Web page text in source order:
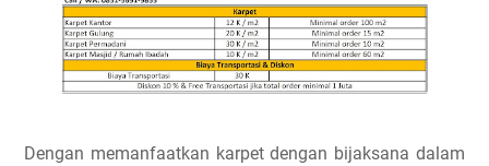
Dengan memanfaatkan karpet dengan bijaksana dalam